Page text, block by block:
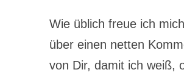
Wie üblich freue ich
über einen netten
von Dir, damit ich weiß,